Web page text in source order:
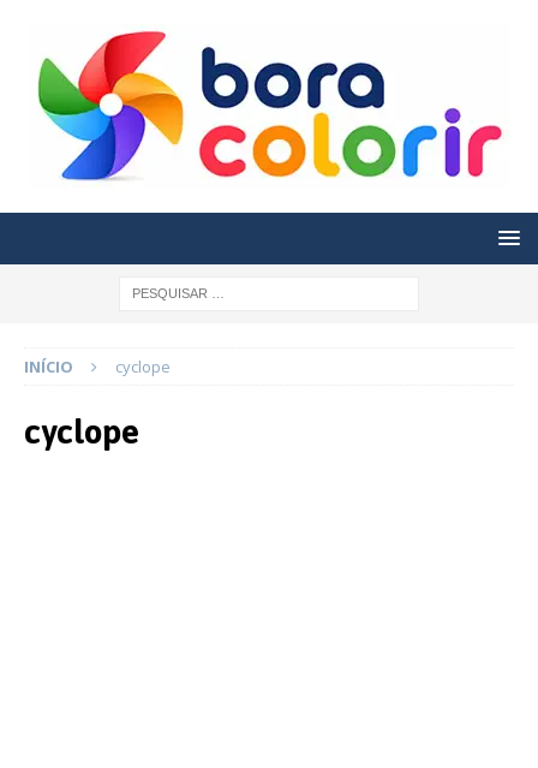
INÍCIO cyclope
cyclope